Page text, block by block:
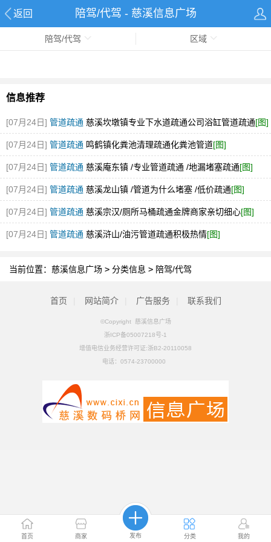
返回 陪驾/代驾 - 慈溪信息广场
首页 商家 发布 分类 我的
陪驾/代驾 区域
信息推荐
[07月24日] 管道疏通 慈溪坎墩镇专业下水道疏通公司浴缸管道疏通[图]
[07月24日] 管道疏通 鸣鹤镇化粪池清理疏通化粪池管道[图]
[07月24日] 管道疏通 慈溪庵东镇 /专业管道疏通 /地漏堵塞疏通[图]
[07月24日] 管道疏通 慈溪龙山镇 /管道为什么堵塞 /低价疏通[图]
[07月24日] 管道疏通 慈溪宗汉/厕所马桶疏通金牌商家亲切细心[图]
[07月24日] 管道疏通 慈溪浒山/油污管道疏通积极热情[图]
当前位置： 慈溪信息广场 > 分类信息 > 陪驾/代驾
首页 网站简介 广告服务 联系我们
©Copyright 慈溪信息广场
浙ICP备05007218号-1
增值电信业务经营许可证:浙B2-20110058
电话： 0574-23700000